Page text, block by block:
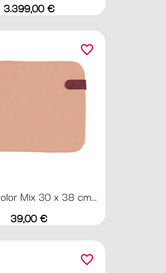
Preis
3.399,00 €
Mix 30 x 38 cm...
Preis
39,00 €
favorite_border
favorite_border